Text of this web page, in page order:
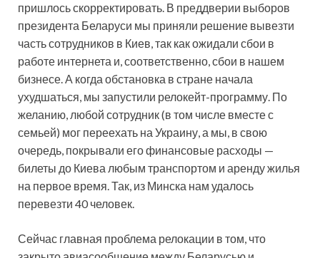
пришлось скорректировать. В преддверии выборов
президента Беларуси мы приняли решение вывезти
часть сотрудников в Киев, так как ожидали сбои в
работе интернета и, соответственно, сбои в нашем
бизнесе. А когда обстановка в стране начала
ухудшаться, мы запустили релокейт-программу. По
желанию, любой сотрудник (в том числе вместе с
семьей) мог переехать на Украину, а мы, в свою
очередь, покрывали его финансовые расходы —
билеты до Киева любым транспортом и аренду жилья
на первое время. Так, из Минска нам удалось
перевезти 40 человек.
Сейчас главная проблема релокации в том, что